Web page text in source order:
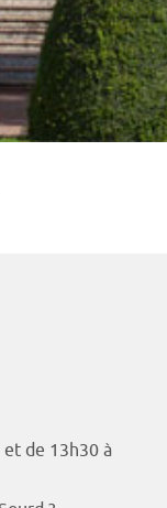
de 13h30 à